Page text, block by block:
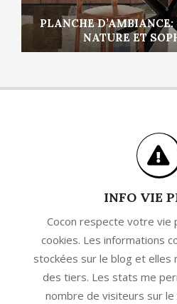
PLANCHE
NATURE ET
INFO VIE
Cocon respecte votre vie
cookies. Les informations
stockées sur le blog et elles
des tiers. Les stats me
nombre de visiteurs sur le